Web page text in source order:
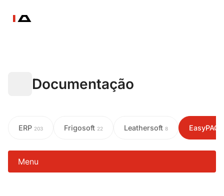
Documentação
ERP 203 Frigosoft 22 Leathersoft 8 EasyPAC
Menu